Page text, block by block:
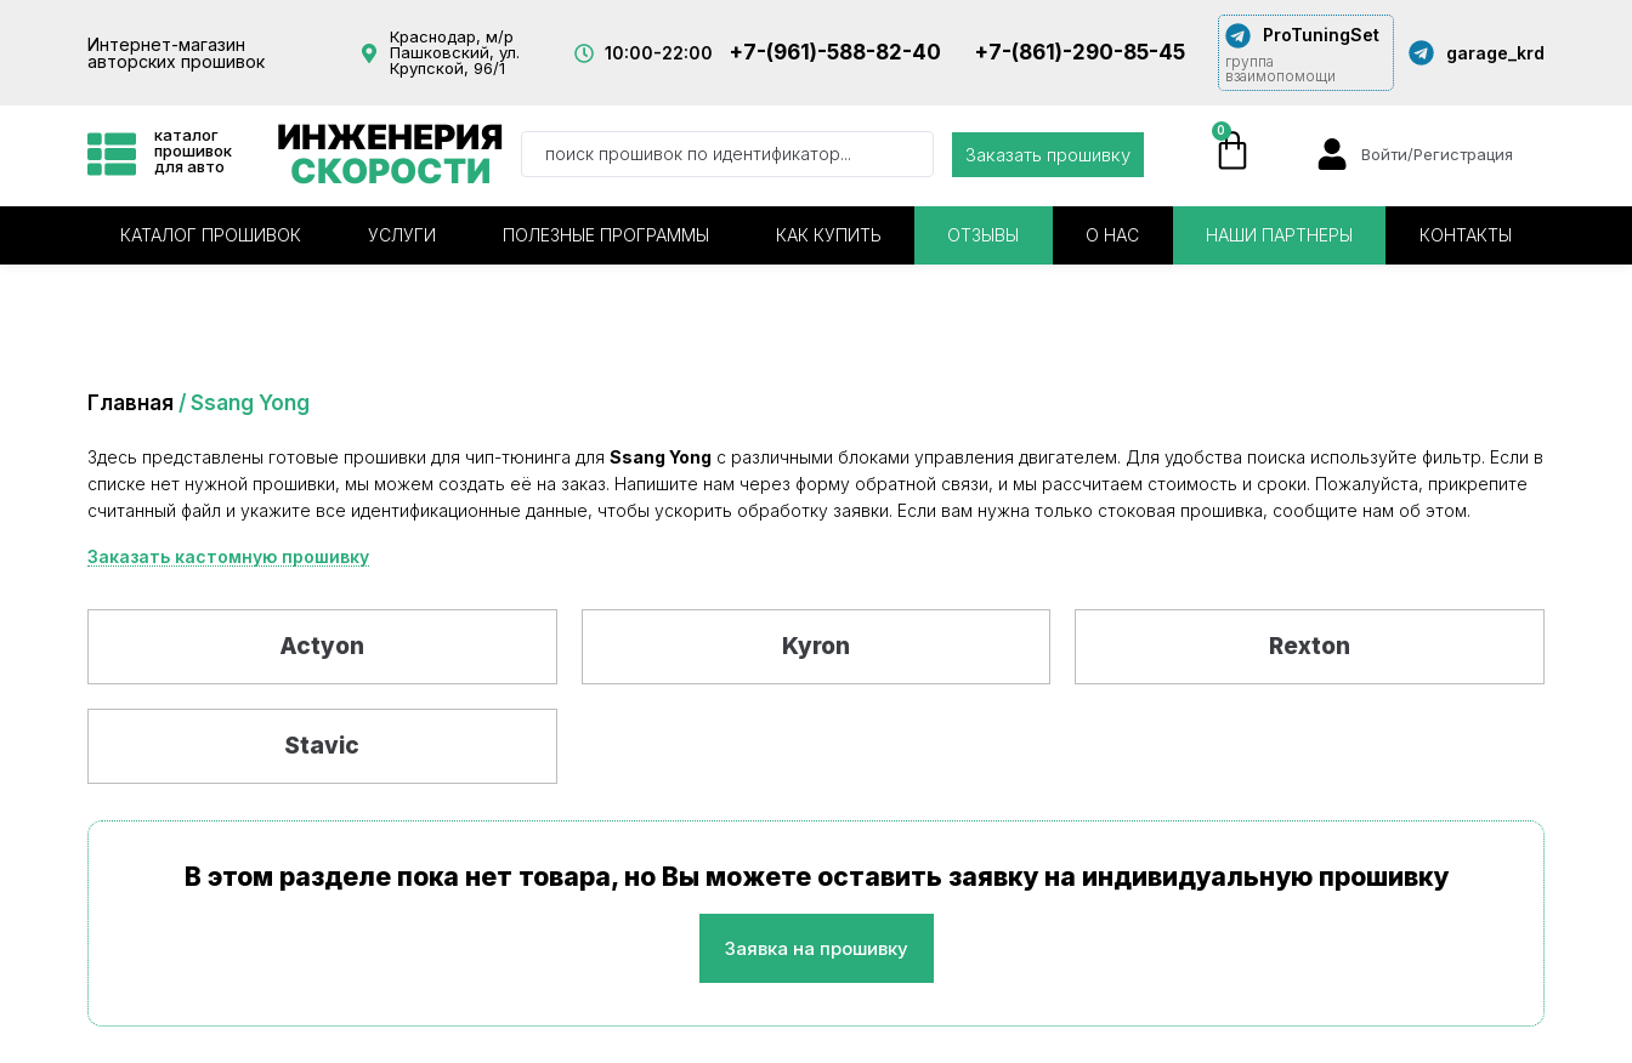
Интернет-магазин
авторских прошивок
Краснодар, м/р
Пашковский, ул.
Крупской, 96/1
10:00-22:00 +7-(961)-588-82-40 +7-(861)-290-85-45
ProTuningSet
группа
взаимопомощи
garage_krd
каталог
прошивок
для авто
ИНЖЕНЕРИЯ
СКОРОСТИ
Заказать прошивку
0
Войти/Регистрация
КАТАЛОГ ПРОШИВОК УСЛУГИ ПОЛЕЗНЫЕ ПРОГРАММЫ КАК КУПИТЬ ОТЗЫВЫ О НАС НАШИ ПАРТНЕРЫ КОНТАКТЫ
Главная / Ssang Yong
Здесь представлены готовые прошивки для чип-тюнинга для Ssang Yong с различными блоками управления двигателем. Для удобства поиска используйте фильтр. Если в
списке нет нужной прошивки, мы можем создать её на заказ. Напишите нам через форму обратной связи, и мы рассчитаем стоимость и сроки. Пожалуйста, прикрепите
считанный файл и укажите все идентификационные данные, чтобы ускорить обработку заявки. Если вам нужна только стоковая прошивка, сообщите нам об этом.
Заказать кастомную прошивку
Actyon Kyron Rexton
Stavic
В этом разделе пока нет товара, но Вы можете оставить заявку на индивидуальную прошивку
Заявка на прошивку